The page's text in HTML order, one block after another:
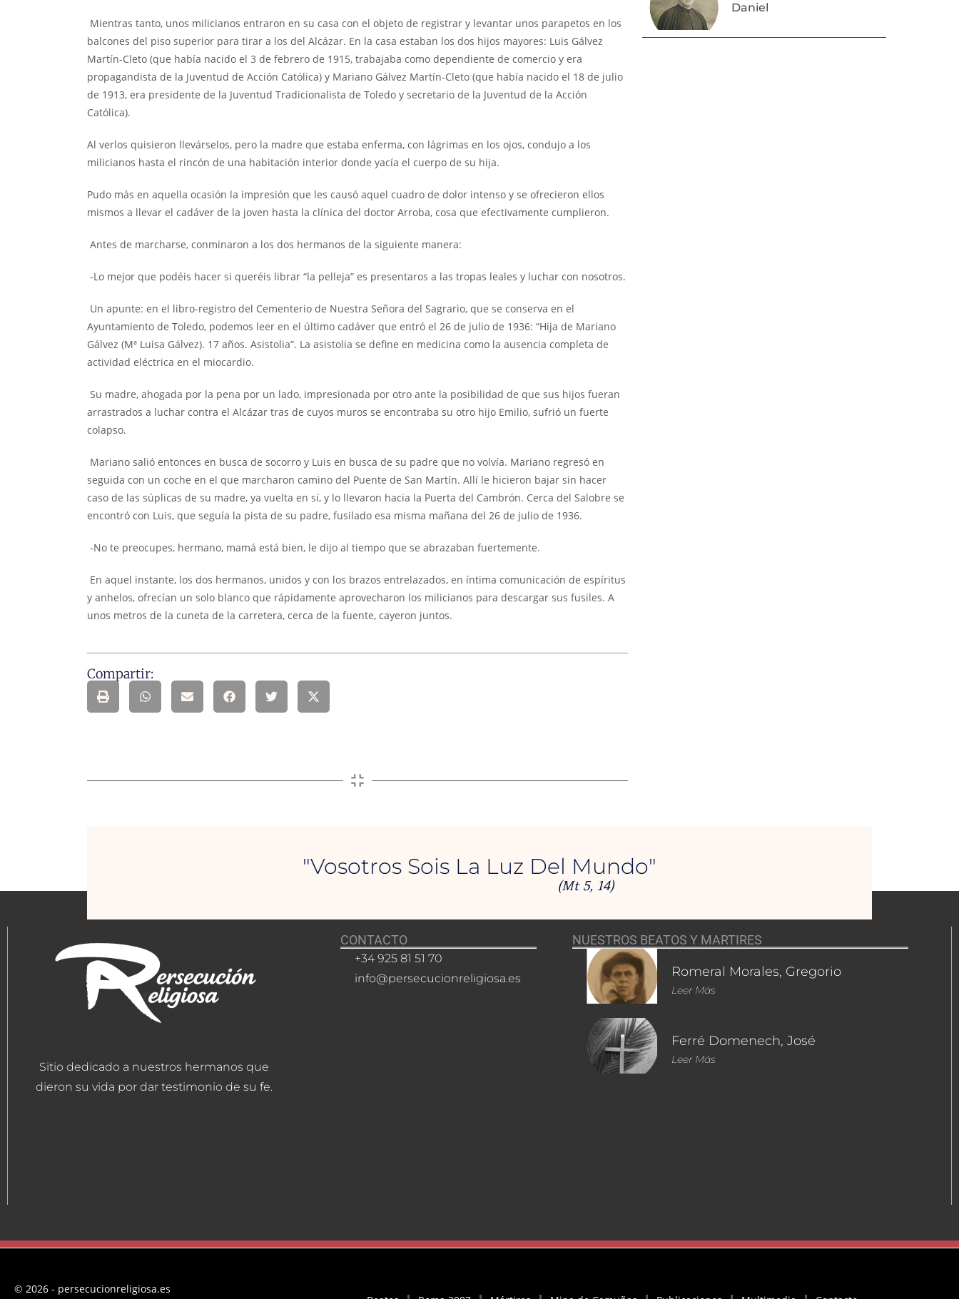
Mientras tanto, unos milicianos entraron en su casa con el objeto de registrar y levantar unos parapetos en los
balcones del piso superior para tirar a los del Alcázar. En la casa estaban los dos hijos mayores: Luis Gálvez
Martín-Cleto (que había nacido el 3 de febrero de 1915, trabajaba como dependiente de comercio y era
propagandista de la Juventud de Acción Católica) y Mariano Gálvez Martín-Cleto (que había nacido el 18 de julio
de 1913, era presidente de la Juventud Tradicionalista de Toledo y secretario de la Juventud de la Acción
Católica).
Al verlos quisieron llevárselos, pero la madre que estaba enferma, con lágrimas en los ojos, condujo a los
milicianos hasta el rincón de una habitación interior donde yacía el cuerpo de su hija.
Pudo más en aquella ocasión la impresión que les causó aquel cuadro de dolor intenso y se ofrecieron ellos
mismos a llevar el cadáver de la joven hasta la clínica del doctor Arroba, cosa que efectivamente cumplieron.
Antes de marcharse, conminaron a los dos hermanos de la siguiente manera:
-Lo mejor que podéis hacer si queréis librar “la pelleja” es presentaros a las tropas leales y luchar con nosotros.
Un apunte: en el libro-registro del Cementerio de Nuestra Señora del Sagrario, que se conserva en el
Ayuntamiento de Toledo, podemos leer en el último cadáver que entró el 26 de julio de 1936: “Hija de Mariano
Gálvez (Mª Luisa Gálvez). 17 años. Asistolia”. La asistolia se define en medicina como la ausencia completa de
actividad eléctrica en el miocardio.
Su madre, ahogada por la pena por un lado, impresionada por otro ante la posibilidad de que sus hijos fueran
arrastrados a luchar contra el Alcázar tras de cuyos muros se encontraba su otro hijo Emilio, sufrió un fuerte
colapso.
Mariano salió entonces en busca de socorro y Luis en busca de su padre que no volvía. Mariano regresó en
seguida con un coche en el que marcharon camino del Puente de San Martín. Allí le hicieron bajar sin hacer
caso de las súplicas de su madre, ya vuelta en sí, y lo llevaron hacia la Puerta del Cambrón. Cerca del Salobre se
encontró con Luis, que seguía la pista de su padre, fusilado esa misma mañana del 26 de julio de 1936.
-No te preocupes, hermano, mamá está bien, le dijo al tiempo que se abrazaban fuertemente.
En aquel instante, los dos hermanos, unidos y con los brazos entrelazados, en íntima comunicación de espíritus
y anhelos, ofrecían un solo blanco que rápidamente aprovecharon los milicianos para descargar sus fusiles. A
unos metros de la cuneta de la carretera, cerca de la fuente, cayeron juntos.
Compartir:
Daniel
"Vosotros Sois La Luz Del Mundo"
(Mt 5, 14)
Sitio dedicado a nuestros hermanos que
dieron su vida por dar testimonio de su fe.
CONTACTO
+34 925 81 51 70
info@persecucionreligiosa.es
NUESTROS BEATOS Y MARTIRES
Romeral Morales, Gregorio
Leer Más
Ferré Domenech, José
Leer Más
© 2026 - persecucionreligiosa.es